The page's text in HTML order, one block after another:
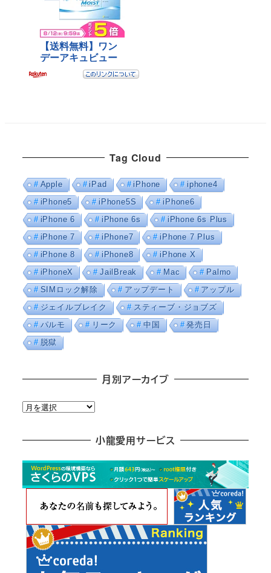
Tag Cloud
Apple iPad iPhone
iphone4
iPhone5
iPhone5S
iPhone6
iPhone 6
iPhone 6s
iPhone 6s Plus
iPhone 7
iPhone7
iPhone 7 Plus
iPhone 8
iPhone8
iPhone X
iPhoneX
JailBreak Mac
Palmo
SIMロック解除
アップデート
アップル
ジェイルブレイク
スティーブ・ジョブズ
パルモ
リーク 中国
発売日
脱獄
月別アーカイブ
月
カ
小龍愛用サービス